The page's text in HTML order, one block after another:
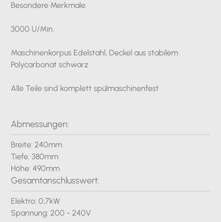
Besondere Merkmale:
3000 U/Min.
Maschinenkorpus Edelstahl, Deckel aus stabilem
Polycarbonat schwarz
Alle Teile sind komplett spülmaschinenfest
Abmessungen:
Breite: 240mm
Tiefe. 380mm
Höhe: 490mm
Gesamtanschlusswert:
Elektro: 0,7kW
Spannung: 200 - 240V